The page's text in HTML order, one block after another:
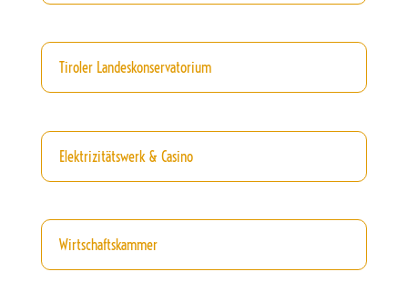
Tiroler Landeskonservatorium
Elektrizitätswerk & Casino
Wirtschaftskammer